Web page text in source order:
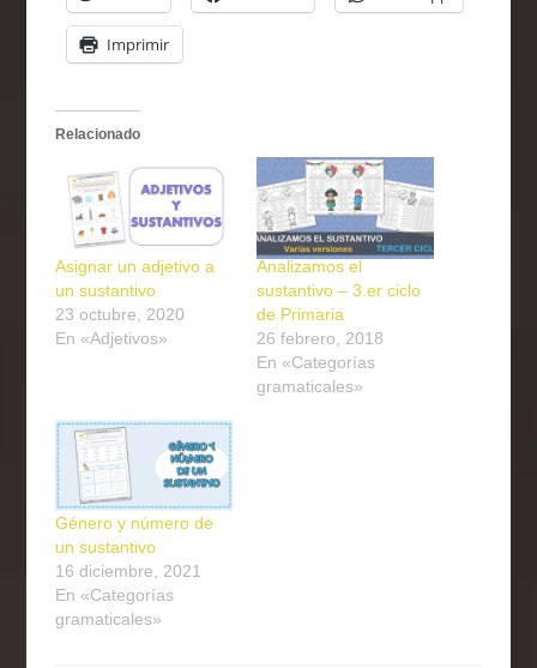
Imprimir
Relacionado
Asignar un adjetivo a
un sustantivo
23 octubre, 2020
En «Adjetivos»
Analizamos el
sustantivo – 3.er ciclo
de Primaria
26 febrero, 2018
En «Categorías
gramaticales»
Género y número de
un sustantivo
16 diciembre, 2021
En «Categorías
gramaticales»